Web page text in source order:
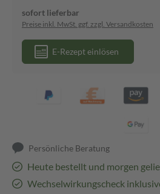
sofort lieferbar
Preise inkl. MwSt. ggf. zzgl. Versandkosten
E-Rezept einlösen
Persönliche Beratung
Heute bestellt und morgen
Wechselwirkungscheck